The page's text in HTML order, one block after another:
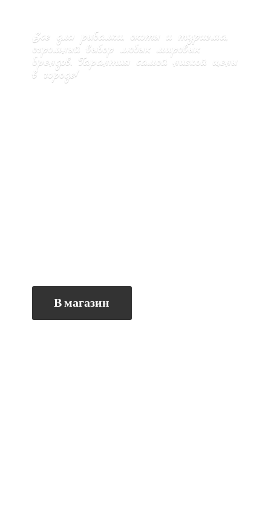
Все для рыбалки, охоты и туризма,
огромный выбор любых мировых
брендов. Гарантия самой низкой цены
в городе!
В магазин